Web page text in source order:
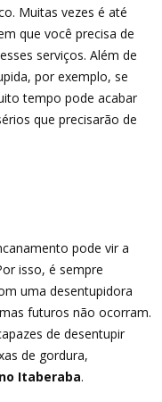
Muitas vezes é até
que você precisa de
serviços. Além de
por exemplo, se
tempo pode acabar
que precisarão de
pode vir a
isso, é sempre
uma desentupidora
futuros não ocorram.
de desentupir
de gordura,
no Itaberaba.